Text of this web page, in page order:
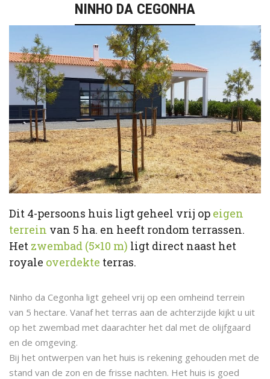
NINHO DA CEGONHA
Dit 4-persoons huis ligt geheel vrij op eigen
terrein van 5 ha. en heeft rondom terrassen.
Het zwembad (5×10 m) ligt direct naast het
royale overdekte terras.
Ninho da Cegonha ligt geheel vrij op een omheind terrein
van 5 hectare. Vanaf het terras aan de achterzijde kijkt u uit
op het zwembad met daarachter het dal met de olijfgaard
en de omgeving.
Bij het ontwerpen van het huis is rekening gehouden met de
stand van de zon en de frisse nachten. Het huis is goed